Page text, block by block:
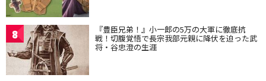
8 『豊臣兄弟！』小一郎の5万の大軍に徹底抗
戦！切腹覚悟で長宗我部元親に降伏を迫った武
将・谷忠澄の生涯